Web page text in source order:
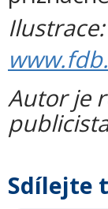
Autor je
Sdílejte